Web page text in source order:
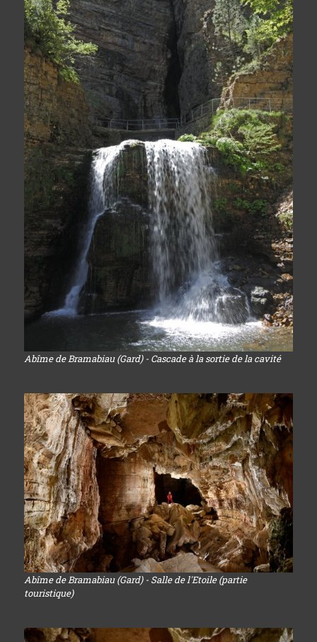
Abîme de Bramabiau (Gard) - Cascade à la sortie de la cavité
Abîme de Bramabiau (Gard) - Salle de l'Etoile (partie
touristique)